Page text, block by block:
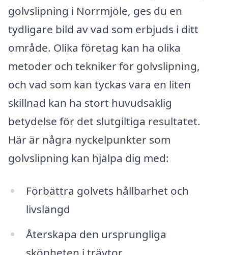
golvslipning i Norrmjöle, ges du en
tydligare bild av vad som erbjuds i ditt
område. Olika företag kan ha olika
metoder och tekniker för golvslipning,
och vad som kan tyckas vara en liten
skillnad kan ha stort huvudsaklig
betydelse för det slutgiltiga resultatet.
Här är några nyckelpunkter som
golvslipning kan hjälpa dig med:
Förbättra golvets hållbarhet och
livslängd
Återskapa den ursprungliga